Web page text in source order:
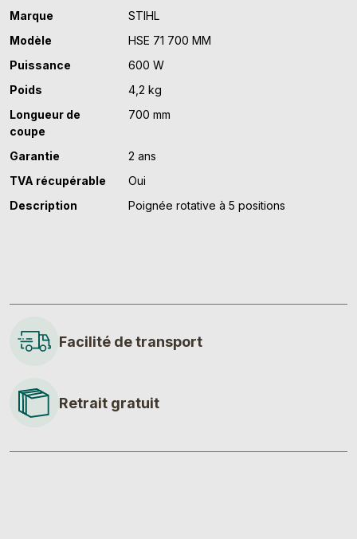
Marque
STIHL
Modèle
HSE 71 700 MM
Puissance
600 W
Poids
4,2 kg
Longueur de
coupe
700 mm
Garantie
2 ans
TVA récupérable
Oui
Description
Poignée rotative à 5 positions
Facilité de transport
Retrait gratuit